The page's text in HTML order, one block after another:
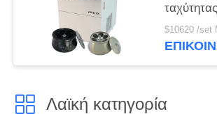
10K με
ρότορες
$10620 /set
Λαϊκή κατηγορία